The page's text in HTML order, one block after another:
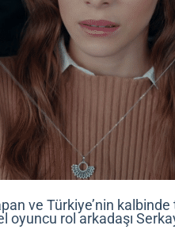
ve Türkiye’nin
oyuncu rol arkadaşı